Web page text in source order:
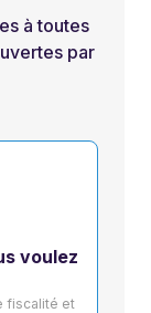
à toutes
par
voulez
fiscalité et